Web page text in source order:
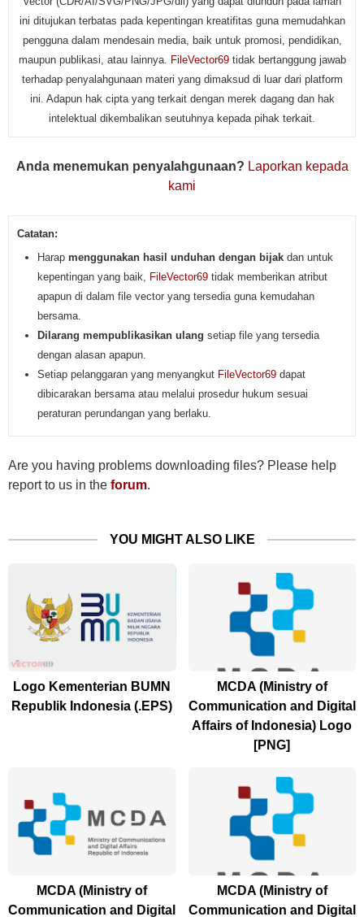
ini ditujukan terbatas pada kepentingan kreatifitas guna memudahkan
pengguna dalam mendesain media, baik untuk promosi, pendidikan,
maupun publikasi, atau lainnya. FileVector69tidak bertanggung jawab
terhadap penyalahgunaan materi yang dimaksud di luar dari platform
ini. Adapun hak cipta yang terkait dengan merek dagang dan hak
intelektual dikembalikan seutuhnya kepada pihak terkait.
Anda menemukan penyalahgunaan? Laporkan kepada
kami
Catatan:
Harap menggunakan hasil unduhan dengan bijak dan untuk
kepentingan yang baik, FileVector69 tidak memberikan atribut
apapun di dalam file vector yang tersedia guna kemudahan
bersama.
Dilarang mempublikasikan ulang setiap file yang tersedia
dengan alasan apapun.
Setiap pelanggaran yang menyangkut FileVector69 dapat
dibicarakan bersama atau melalui prosedur hukum sesuai
peraturan perundangan yang berlaku.
Are you having problems downloading files? Please help
report to us in the forum.
YOU MIGHT ALSO LIKE
Logo Kementerian BUMN
Republik Indonesia (.EPS)
MCDA (Ministry of
Communication and Digital
Affairs of Indonesia) Logo
[PNG]
MCDA (Ministry of
Communication and Digital
MCDA (Ministry of
Communication and Digital